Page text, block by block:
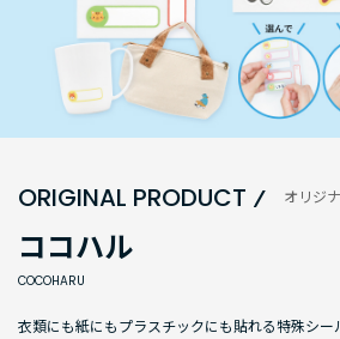
ORIGINAL PRODUCT オリジ
ココハル
COCOHARU
衣類にも紙にもプラスチックにも貼れる特殊シー